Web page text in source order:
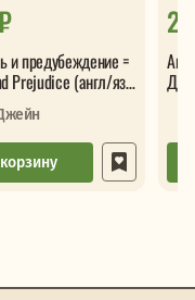
и предубеждение =
Prejudice (англ/яз